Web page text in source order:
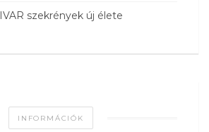
IVAR szekrények új élete
INFORMÁCIÓK